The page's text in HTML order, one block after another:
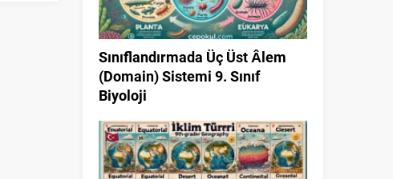
Sınıflandırmada Üç Üst Âlem
(Domain) Sistemi 9. Sınıf
Biyoloji